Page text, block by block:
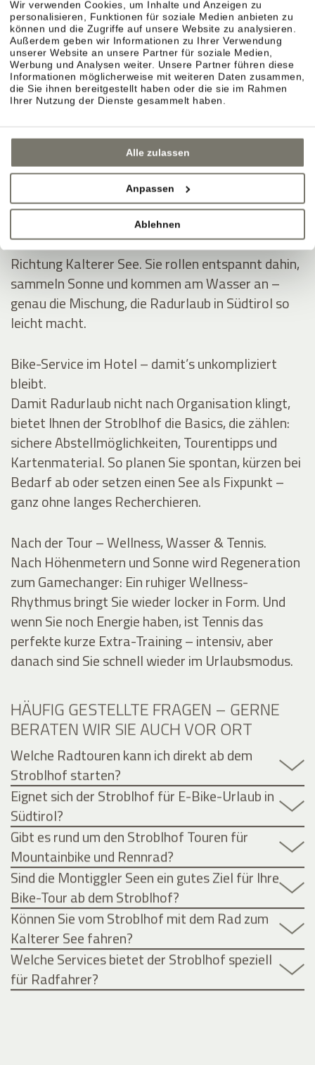
Wir verwenden Cookies, um Inhalte und Anzeigen zu
personalisieren, Funktionen für soziale Medien anbieten zu
können und die Zugriffe auf unsere Website zu analysieren.
Außerdem geben wir Informationen zu Ihrer Verwendung
unserer Website an unsere Partner für soziale Medien,
Werbung und Analysen weiter. Unsere Partner führen diese
Informationen möglicherweise mit weiteren Daten zusammen,
die Sie ihnen bereitgestellt haben oder die sie im Rahmen
Ihrer Nutzung der Dienste gesammelt haben.
Alle zulassen
Anpassen
Ablehnen
Montiggler Seen – erst radeln, dann ins Wasser.
Wenn Sie im Radurlaub ein klares Ziel möchten,
sind die Montiggler Seen ideal: Sie fahren sich aus,
springen danach ins kühle Wasser und spüren
sofort dieses Sommerurlaubsgefühl – besonders
an heißen Tagen.
Kalterer See – durch Weinberge ins Südtirol-
Die Klassiker-Route führt durch die Rebreihen
Richtung Kalterer See. Sie rollen entspannt dahin,
sammeln Sonne und kommen am Wasser an –
genau die Mischung, die Radurlaub in Südtirol so
leicht macht.
Bike-Service im Hotel – damit’s unkompliziert
bleibt.
Damit Radurlaub nicht nach Organisation klingt,
bietet Ihnen der Stroblhof die Basics, die zählen:
sichere Abstellmöglichkeiten, Tourentipps und
Kartenmaterial. So planen Sie spontan, kürzen bei
Bedarf ab oder setzen einen See als Fixpunkt –
ganz ohne langes Recherchieren.
Nach der Tour – Wellness, Wasser & Tennis.
Nach Höhenmetern und Sonne wird Regeneration
zum Gamechanger: Ein ruhiger Wellness-
Rhythmus bringt Sie wieder locker in Form. Und
wenn Sie noch Energie haben, ist Tennis das
perfekte kurze Extra-Training – intensiv, aber
danach sind Sie schnell wieder im Urlaubsmodus.
HÄUFIG GESTELLTE FRAGEN – GERNE
BERATEN WIR SIE AUCH VOR ORT
Welche Radtouren kann ich direkt ab dem
Stroblhof starten?
Eignet sich der Stroblhof für E-Bike-Urlaub in
Südtirol?
Gibt es rund um den Stroblhof Touren für
Mountainbike und Rennrad?
Sind die Montiggler Seen ein gutes Ziel für Ihre
Bike-Tour ab dem Stroblhof?
Können Sie vom Stroblhof mit dem Rad zum
Kalterer See fahren?
Welche Services bietet der Stroblhof speziell
für Radfahrer?